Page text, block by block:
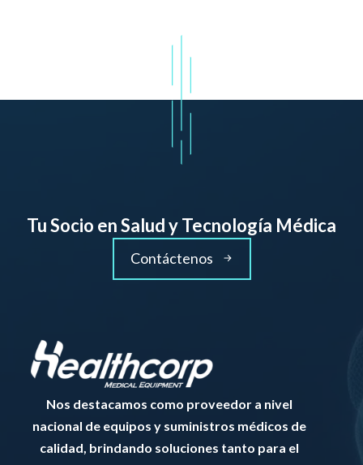
Tu Socio en Salud y Tecnología Médica
Contáctenos
Nos destacamos como proveedor a nivel
nacional de equipos y suministros médicos de
calidad, brindando soluciones tanto para el